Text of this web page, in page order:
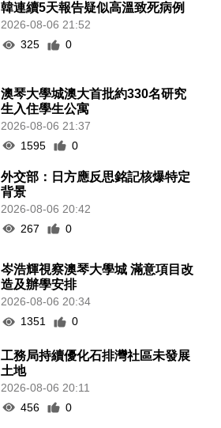
韓連續5天報告疑似高溫致死病例
2026-08-06 21:52
325
0
澳琴大學城澳大首批約330名研究
生入住學生公寓
2026-08-06 21:37
1595
0
外交部：日方應反思銘記核爆特定
背景
2026-08-06 20:42
267
0
岑浩輝視察澳琴大學城 滿意項目改
造及辦學安排
2026-08-06 20:34
1351
0
工務局持續優化石排灣社區未發展
土地
2026-08-06 20:11
456
0